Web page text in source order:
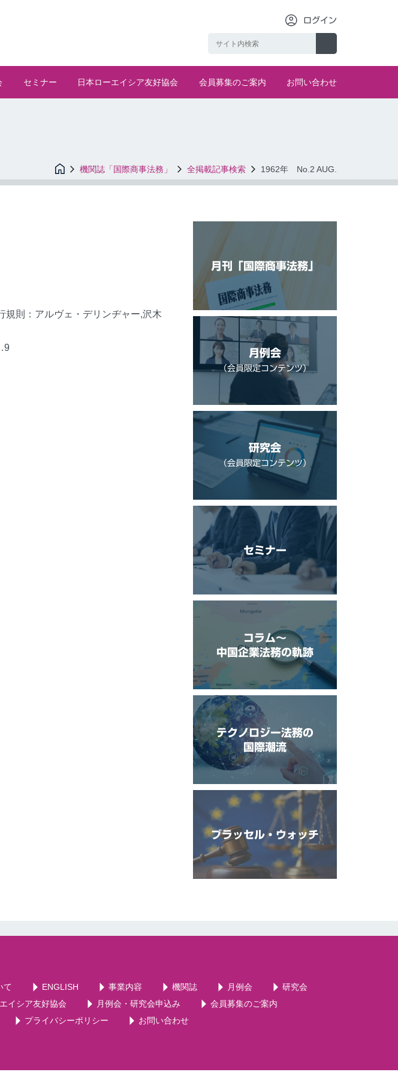
ログイン
セミナー 日本ローエイシア友好協会 会員募集のご案内 お問い合わせ
機関誌「国際商事法務」 全掲載記事検索 1962年 No.2 AUG.
規則：アルヴェ・デリンヂャー,沢木
月刊「国際商事法務」
月例会
（会員限定コンテンツ）
研究会
（会員限定コンテンツ）
セミナー
コラム〜
中国企業法務の軌跡
テクノロジー法務の
国際潮流
ブラッセル・ウォッチ
て ENGLISH 事業内容 機関誌 月例会
研究会
イシア友好協会 月例会・研究会申込み
会員募集のご案内
プライバシーポリシー お問い合わせ